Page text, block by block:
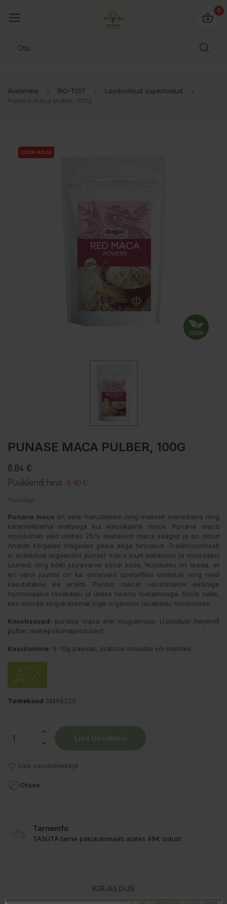
0
Avalehele BIO-TOIT
Looduslikud supertoidud
Punase maca pulber, 100g
OSTA HULGI
OSTA HULGI
PUNASE MACA PULBER, 100G
8,84 €
Püsikliendi hind : 8.40 €
Maksudega
Punane maca on veidi haruldasem ning maitselt mahedama ning
karamellisema maitsega kui klassikaline maca. Punane maca
moodustab vaid umbes 25% aastasest maca saagist ja on olnud
Andide kõrgetes mägedes pikka aega hinnatud. Traditsiooniliselt
ei eraldatud orgaanilist punast maca juurt kollastest ja mustadest
juurtest ning kõiki juurevärve söödi koos. Nüüdseks on teada, et
eri värvi juurtel on ka erinevaid spetsiifilisi omadusi ning neid
kasutatakse ka eraldi. Punast macat seostatakse eelkõige
hormonaalse tasakaalu ja üldise heaolu toetamisega. Sobib neile,
kes otsivad sihipärasemat tuge organismi tasakaalu hoidmiseks.
Koostisosad: punase maca ehk mugulkressi (Lepidium meyenii)
pulber mahepõllumajandusest.
Kasutamine: 5-10g päevas, lisatuna smuutile või mahlale.
Tootekood SMA6225
Lisa soovinimekirja
Otsas
Tarneinfo
TASUTA tarne pakiautomaati alates 49€ ostust
KIRJELDUS